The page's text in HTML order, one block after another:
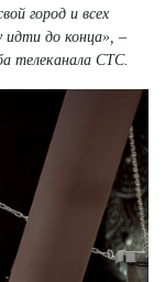
город и всех
идти до конца», –
телеканала СТС.